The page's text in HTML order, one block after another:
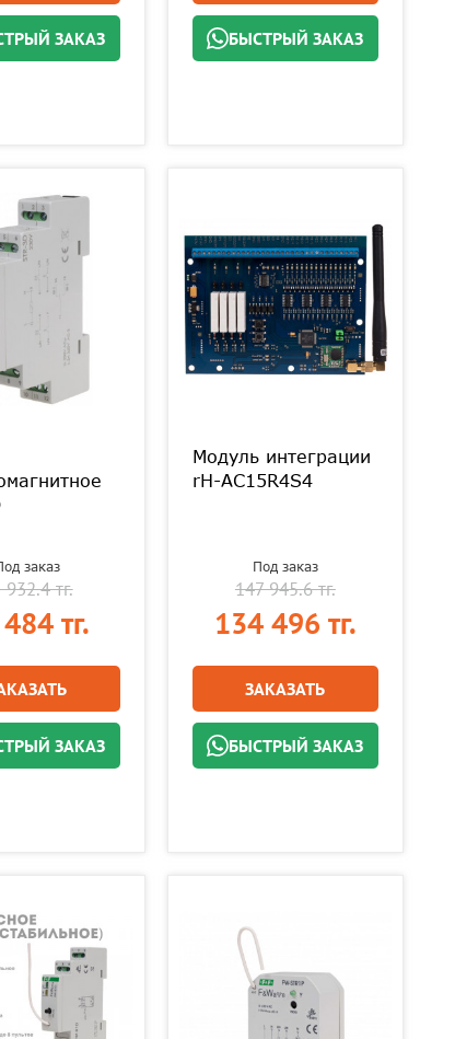
ЗАКАЗ БЫСТРЫЙ ЗАКАЗ
заказ
тг.
тг.
ЗАКАЗ
Модуль интеграции
rH-AC15R4S4
Под заказ
147 945.6 тг.
134 496 тг.
ЗАКАЗАТЬ
БЫСТРЫЙ ЗАКАЗ